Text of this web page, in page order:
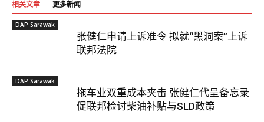
相关文章 更多新闻
DAP Sarawak
张健仁申请上诉准令 拟就“黑洞案”上诉
联邦法院
DAP Sarawak
拖车业双重成本夹击 张健仁代呈备忘录
促联邦检讨柴油补贴与SLD政策